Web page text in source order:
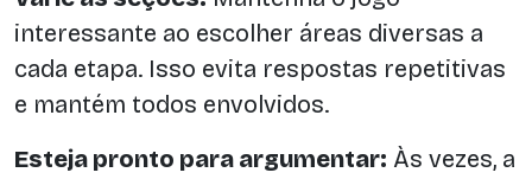
interessante ao escolher áreas diversas a
cada etapa. Isso evita respostas repetitivas
e mantém todos envolvidos.
Esteja pronto para argumentar: Às vezes, a